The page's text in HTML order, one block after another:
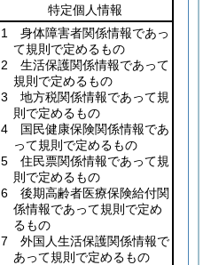
特定個人情報
1 身体障害者関係情報であっ
て規則で定めるもの
2 生活保護関係情報であって
規則で定めるもの
3 地方税関係情報であって規
則で定めるもの
4 国民健康保険関係情報であ
って規則で定めるもの
5 住民票関係情報であって規
則で定めるもの
6 後期高齢者医療保険給付関
係情報であって規則で定め
るもの
7 外国人生活保護関係情報で
あって規則で定めるもの